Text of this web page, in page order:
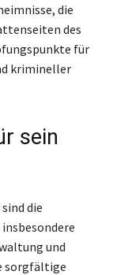
die
des
für
krimineller
sein
die
und
sorgfältige